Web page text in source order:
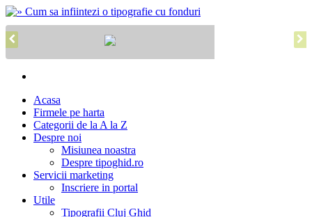
Acasa
Firmele pe harta
Categorii de la A la Z
Despre noi
Misiunea noastra
Despre tipoghid.ro
Servicii marketing
Inscriere in portal
Utile
Tipografii Cluj Ghid